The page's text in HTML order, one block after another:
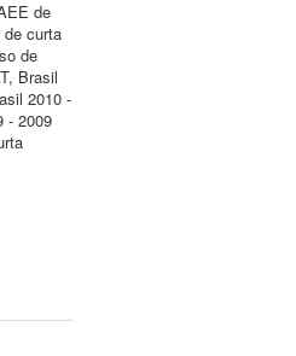
de
curta
de
Brasil
2010 -
- 2009